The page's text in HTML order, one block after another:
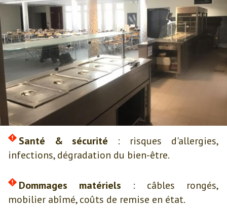
Santé & sécurité : risques d'allergies,
infections, dégradation du bien-être.
Dommages matériels : câbles rongés,
mobilier abîmé, coûts de remise en état.